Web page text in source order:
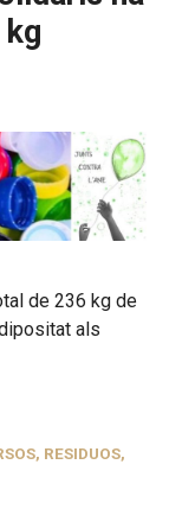
de 236 kg de
als
, RESIDUOS,